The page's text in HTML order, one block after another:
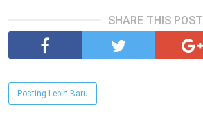
SHARE THIS POST
Posting Lebih Baru